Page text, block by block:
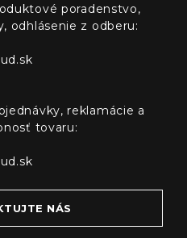
poradenstvo,
odhlásenie z odberu:
reklamácie a
tovaru:
NÁS